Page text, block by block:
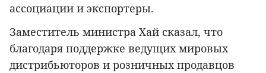
ассоциации и экспортеры.
Заместитель министра Хай сказал, что
благодаря поддержке ведущих мировых
дистрибьюторов и розничных продавцов